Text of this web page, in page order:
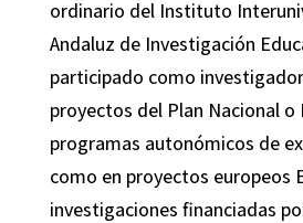
ordinario del Instituto
Andaluz de Investigación
participado como
proyectos del Plan Nacional o
programas autonómicos de
como en proyectos europeos
investigaciones financiadas